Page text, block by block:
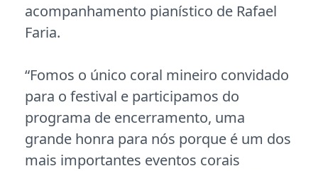
acompanhamento pianístico de Rafael
Faria.
“Fomos o único coral mineiro convidado
para o festival e participamos do
programa de encerramento, uma
grande honra para nós porque é um dos
mais importantes eventos corais